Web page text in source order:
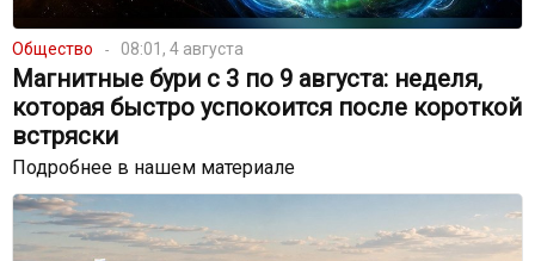
Общество 08:01, 4 августа
Магнитные бури с 3 по 9 августа: неделя,
которая быстро успокоится после короткой
встряски
Подробнее в нашем материале